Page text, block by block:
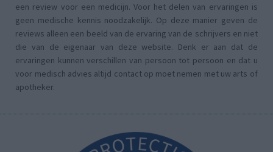
een review voor een medicijn. Voor het delen van ervaringen is
geen medische kennis noodzakelijk. Op deze manier geven de
reviews alleen een beeld van de ervaring van de schrijvers en niet
die van de eigenaar van deze website. Denk er aan dat de
ervaringen kunnen verschillen van persoon tot persoon en dat u
voor medisch advies altijd contact op moet nemen met uw arts of
apotheker.